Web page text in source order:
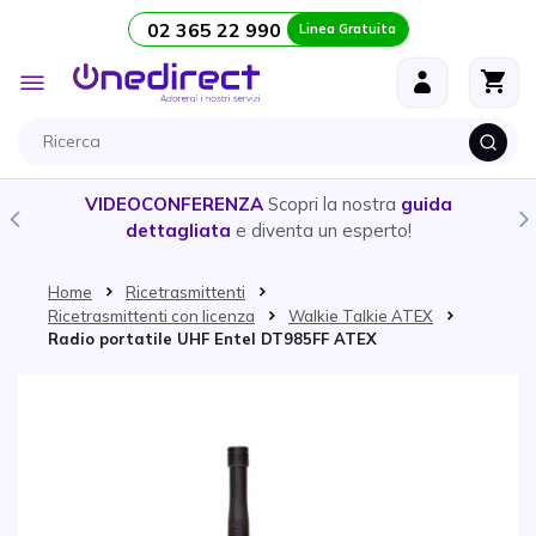
Salta al contenuto 02 365 22 990 Linea Gratuita
Toggle
Nav
VIDEOCONFERENZA Scopri la nostra guida
dettagliata e diventa un esperto!
Home
Ricetrasmittenti
Ricetrasmittenti con licenza
Walkie Talkie ATEX
Radio portatile UHF Entel DT985FF ATEX